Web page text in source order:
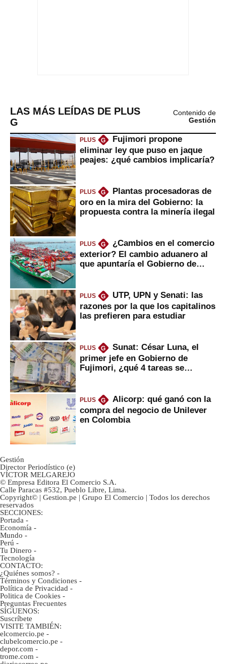
LAS MÁS LEÍDAS DE PLUS
G
Contenido de
Gestión
PLUS G
Fujimori propone
eliminar ley que puso en jaque
peajes: ¿qué cambios implicaría?
PLUS G
Plantas procesadoras de
oro en la mira del Gobierno: la
propuesta contra la minería ilegal
PLUS G
¿Cambios en el comercio
exterior? El cambio aduanero al
que apuntaría el Gobierno de
PLUS G
UTP, UPN y Senati: las
razones por la que los capitalinos
las prefieren para estudiar
PLUS G
Sunat: César Luna, el
primer jefe en Gobierno de
Fujimori, ¿qué 4 tareas se
PLUS G
Alicorp: qué ganó con la
compra del negocio de Unilever
en Colombia
Gestión
Director Periodístico (e)
VÍCTOR MELGAREJO
© Empresa Editora El Comercio S.A.
Calle Paracas #532, Pueblo Libre, Lima.
Copyright© | Gestion.pe | Grupo El Comercio | Todos los derechos
reservados
SECCIONES:
Portada -
Economía -
Mundo -
Perú -
Tu Dinero -
Tecnología
CONTACTO:
¿Quiénes somos? -
Términos y Condiciones -
Política de Privacidad -
Politica de Cookies -
Preguntas Frecuentes
SÍGUENOS:
Suscríbete
VISITE TAMBIÉN:
elcomercio.pe -
clubelcomercio.pe -
depor.com -
trome.com -